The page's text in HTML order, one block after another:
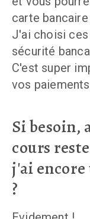
carte
J'ai choisi
sécurité
C'est super
vos
Si besoin,
cours
j'ai encore
?